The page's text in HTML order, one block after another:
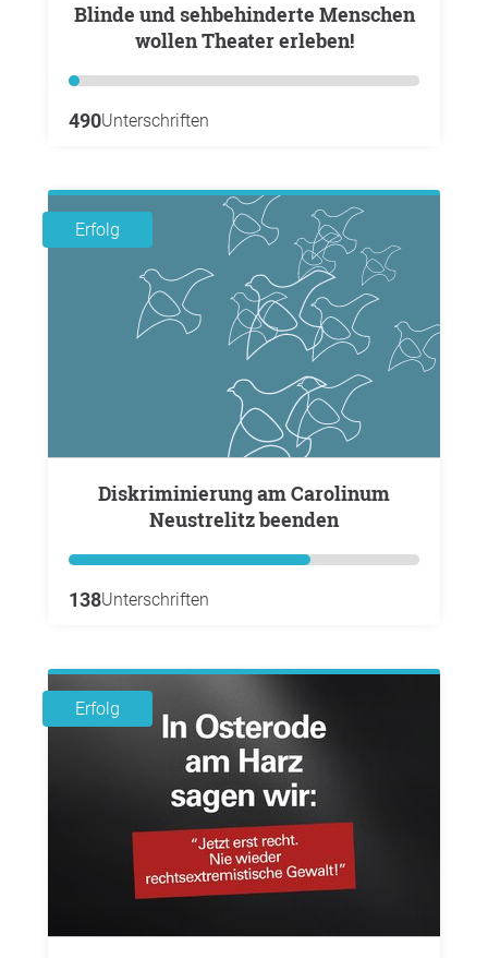
Blinde und sehbehinderte Menschen
wollen Theater erleben!
490Unterschriften
Erfolg
Diskriminierung am Carolinum
Neustrelitz beenden
138Unterschriften
Erfolg